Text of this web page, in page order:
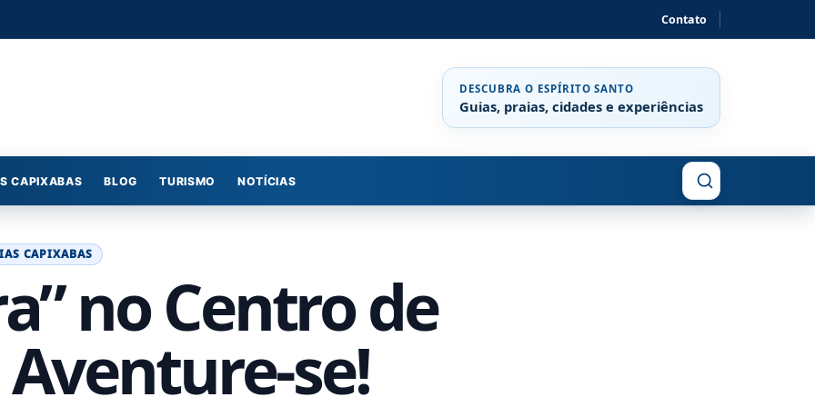
Contato
DESCUBRA O ESPÍRITO SANTO
Guias, praias, cidades e experiências
Buscar
CAPIXABAS BLOG TURISMO NOTÍCIAS
CAPIXABAS
no Centro de
se!